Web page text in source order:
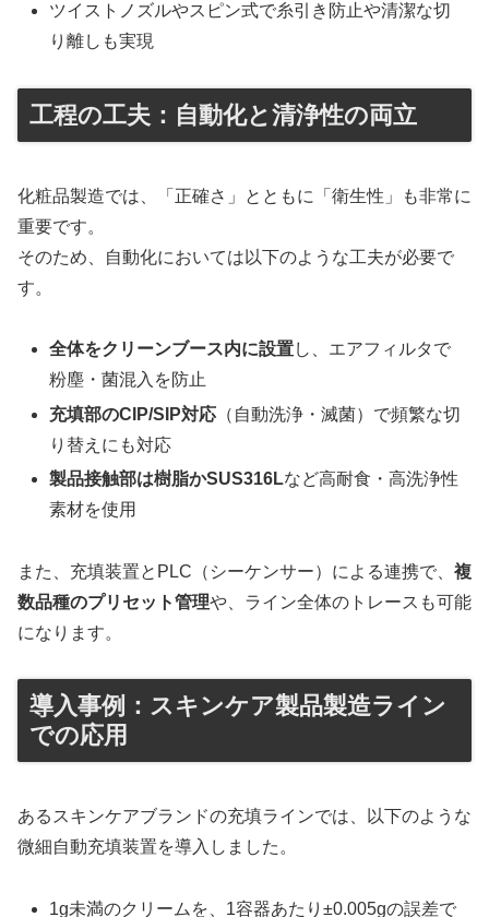
ツイストノズルやスピン式で糸引き防止や清潔な切
り離しも実現
工程の工夫：自動化と清浄性の両立
化粧品製造では、「正確さ」とともに「衛生性」も非常に
重要です。
そのため、自動化においては以下のような工夫が必要で
す。
全体をクリーンブース内に設置し、エアフィルタで
粉塵・菌混入を防止
充填部のCIP/SIP対応 （自動洗浄・滅菌）で頻繁な切
り替えにも対応
製品接触部は樹脂かSUS316Lなど高耐食・高洗浄性
素材を使用
また、充填装置とPLC（シーケンサー）による連携で、 複
数品種のプリセット管理や、ライン全体のトレースも可能
になります。
導入事例：スキンケア製品製造ライン
での応用
あるスキンケアブランドの充填ラインでは、以下のような
微細自動充填装置を導入しました。
1g未満のクリームを、1容器あたり±0.005gの誤差で